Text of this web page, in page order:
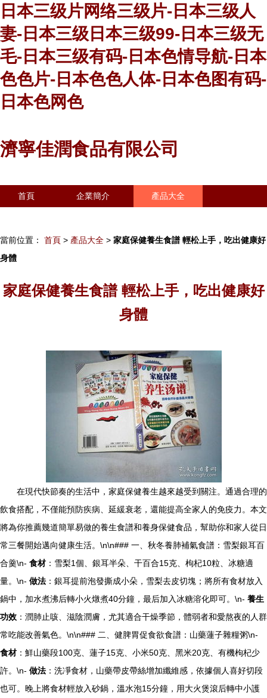
日本三级片网络三级片-日本三级人
妻-日本三级日本三级99-日本三级无
毛-日本三级有码-日本色情导航-日本
色色片-日本色色人体-日本色图有码-
日本色网色
濟寧佳潤食品有限公司
首頁 企業簡介 產品大全
當前位置： 首頁 > 產品大全 > 家庭保健養生食譜 輕松上手，吃出健康好
身體
家庭保健養生食譜 輕松上手，吃出健康好
身體
在現代快節奏的生活中，家庭保健養生越來越受到關注。通過合理的
飲食搭配，不僅能預防疾病、延緩衰老，還能提高全家人的免疫力。本文
將為你推薦幾道簡單易做的養生食譜和養身保健食品，幫助你和家人從日
常三餐開始邁向健康生活。\n\n### 一、秋冬養肺補氣食譜：雪梨銀耳百
合羹\n- 食材：雪梨1個、銀耳半朵、干百合15克、枸杞10粒、冰糖適
量。\n- 做法 ：銀耳提前泡發撕成小朵，雪梨去皮切塊；將所有食材放入
鍋中，加水煮沸后轉小火燉煮40分鐘，最后加入冰糖溶化即可。\n- 養生
功效 ：潤肺止咳、滋陰潤膚，尤其適合干燥季節，體弱者和愛熬夜的人群
常吃能改善氣色。\n\n### 二、健脾胃促食欲食譜：山藥蓮子雜糧粥\n-
食材：鮮山藥段100克、蓮子15克、小米50克、黑米20克、有機枸杞少
許。\n- 做法 ：洗凈食材，山藥帶皮帶絲增加纖維感，依據個人喜好切段
也可。晚上將食材輕放入砂鍋，溫水泡15分鐘，用大火煲滾后轉中小護